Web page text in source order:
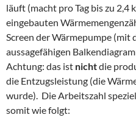
läuft (macht pro Tag bis zu 2,4
eingebauten
Screen der Wärmepumpe (mit
aussagefähigen
Achtung: das ist nichtdie
die Entzugsleistung (die
wurde). Die Arbeitszahl
somit wie folgt: